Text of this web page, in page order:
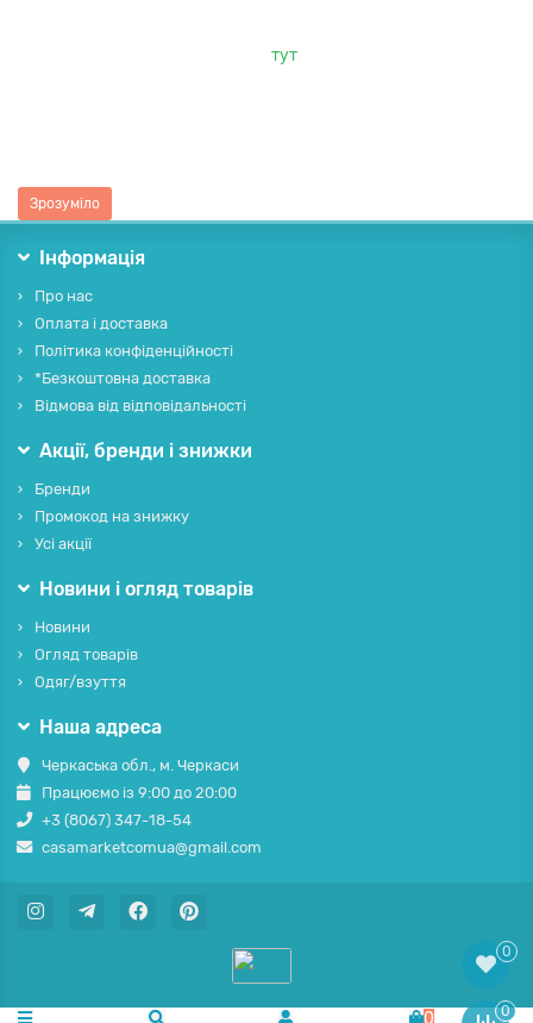
тут
Зрозуміло
Інформація
Про нас
Оплата і доставка
Політика конфіденційності
*Безкоштовна доставка
Відмова від відповідальності
Акції, бренди і знижки
Бренди
Промокод на знижку
Усі акції
Новини і огляд товарів
Новини
Огляд товарів
Одяг/взуття
Наша адреса
Черкаська обл., м. Черкаси
Працюємо із 9:00 до 20:00
+3 (8067) 347-18-54
casamarketcomua@gmail.com
0
0
0